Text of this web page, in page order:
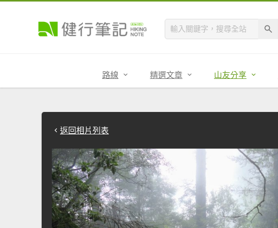
路線 精選文章 山友分享
返回相片列表